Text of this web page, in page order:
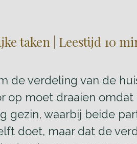
taken | Leestijd 10
de verdeling van de
op moet draaien
gezin, waarbij beide
doet, maar dat de